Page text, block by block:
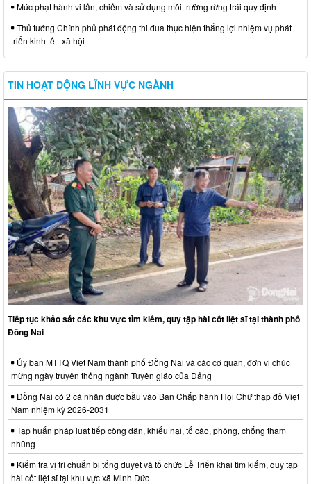
Mức phạt hành vi lấn, chiếm và sử dụng môi trường rừng trái quy định
Thủ tướng Chính phủ phát động thi đua thực hiện thắng lợi nhiệm vụ phát
triển kinh tế - xã hội
TIN HOẠT ĐỘNG LĨNH VỰC NGÀNH
Tiếp tục khảo sát các khu vực tìm kiếm, quy tập hài cốt liệt sĩ tại thành phố
Đồng Nai
Ủy ban MTTQ Việt Nam thành phố Đồng Nai và các cơ quan, đơn vị chúc
mừng ngày truyền thống ngành Tuyên giáo của Đảng
Đồng Nai có 2 cá nhân được bầu vào Ban Chấp hành Hội Chữ thập đỏ Việt
Nam nhiệm kỳ 2026-2031
Tập huấn pháp luật tiếp công dân, khiếu nại, tố cáo, phòng, chống tham
nhũng
Kiểm tra vị trí chuẩn bị tổng duyệt và tổ chức Lễ Triển khai tìm kiếm, quy tập
hài cốt liệt sĩ tại khu vực xã Minh Đức